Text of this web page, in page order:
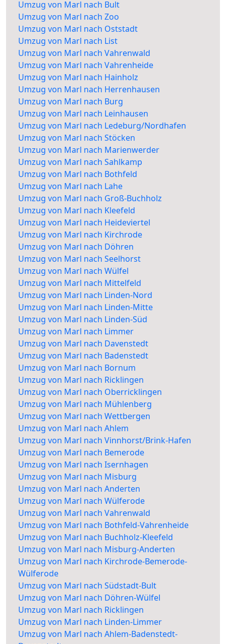
Umzug von Marl nach Bult
Umzug von Marl nach Zoo
Umzug von Marl nach Oststadt
Umzug von Marl nach List
Umzug von Marl nach Vahrenwald
Umzug von Marl nach Vahrenheide
Umzug von Marl nach Hainholz
Umzug von Marl nach Herrenhausen
Umzug von Marl nach Burg
Umzug von Marl nach Leinhausen
Umzug von Marl nach Ledeburg/Nordhafen
Umzug von Marl nach Stöcken
Umzug von Marl nach Marienwerder
Umzug von Marl nach Sahlkamp
Umzug von Marl nach Bothfeld
Umzug von Marl nach Lahe
Umzug von Marl nach Groß-Buchholz
Umzug von Marl nach Kleefeld
Umzug von Marl nach Heideviertel
Umzug von Marl nach Kirchrode
Umzug von Marl nach Döhren
Umzug von Marl nach Seelhorst
Umzug von Marl nach Wülfel
Umzug von Marl nach Mittelfeld
Umzug von Marl nach Linden-Nord
Umzug von Marl nach Linden-Mitte
Umzug von Marl nach Linden-Süd
Umzug von Marl nach Limmer
Umzug von Marl nach Davenstedt
Umzug von Marl nach Badenstedt
Umzug von Marl nach Bornum
Umzug von Marl nach Ricklingen
Umzug von Marl nach Oberricklingen
Umzug von Marl nach Mühlenberg
Umzug von Marl nach Wettbergen
Umzug von Marl nach Ahlem
Umzug von Marl nach Vinnhorst/Brink-Hafen
Umzug von Marl nach Bemerode
Umzug von Marl nach Isernhagen
Umzug von Marl nach Misburg
Umzug von Marl nach Anderten
Umzug von Marl nach Wülferode
Umzug von Marl nach Vahrenwald
Umzug von Marl nach Bothfeld-Vahrenheide
Umzug von Marl nach Buchholz-Kleefeld
Umzug von Marl nach Misburg-Anderten
Umzug von Marl nach Kirchrode-Bemerode-
Wülferode
Umzug von Marl nach Südstadt-Bult
Umzug von Marl nach Döhren-Wülfel
Umzug von Marl nach Ricklingen
Umzug von Marl nach Linden-Limmer
Umzug von Marl nach Ahlem-Badenstedt-